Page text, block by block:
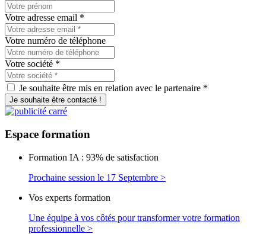
Votre adresse email *
Votre numéro de téléphone
Votre société *
Je souhaite être mis en relation avec le partenaire *
Je souhaite être contacté !
Espace formation
Formation IA : 93% de satisfaction
Prochaine session le 17 Septembre >
Vos experts formation
Une équipe à vos côtés pour transformer votre formation
professionnelle >